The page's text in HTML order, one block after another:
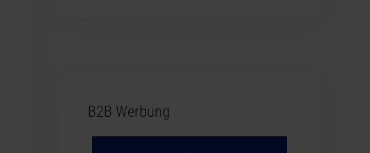
B2B Werbung